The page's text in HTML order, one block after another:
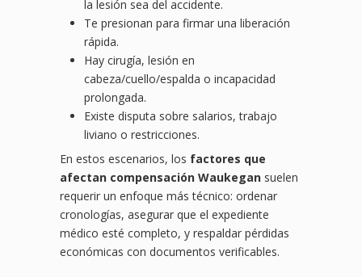
la lesión sea del accidente.
Te presionan para firmar una liberación
rápida.
Hay cirugía, lesión en
cabeza/cuello/espalda o incapacidad
prolongada.
Existe disputa sobre salarios, trabajo
liviano o restricciones.
En estos escenarios, los factores que
afectan compensación Waukegan suelen
requerir un enfoque más técnico: ordenar
cronologías, asegurar que el expediente
médico esté completo, y respaldar pérdidas
económicas con documentos verificables.